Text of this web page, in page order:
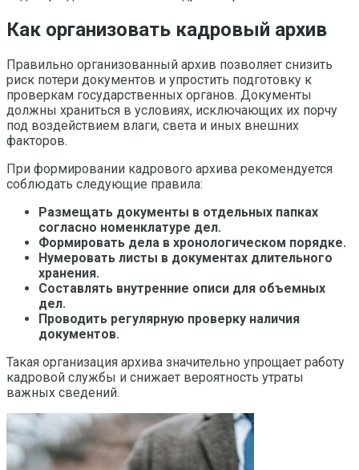
Как организовать кадровый архив
Правильно организованный архив позволяет снизить
риск потери документов и упростить подготовку к
проверкам государственных органов. Документы
должны храниться в условиях, исключающих их порчу
под воздействием влаги, света и иных внешних
факторов.
При формировании кадрового архива рекомендуется
соблюдать следующие правила:
Размещать документы в отдельных папках
согласно номенклатуре дел.
Формировать дела в хронологическом порядке.
Нумеровать листы в документах длительного
хранения.
Составлять внутренние описи для объемных
дел.
Проводить регулярную проверку наличия
документов.
Такая организация архива значительно упрощает работу
кадровой службы и снижает вероятность утраты
важных сведений.